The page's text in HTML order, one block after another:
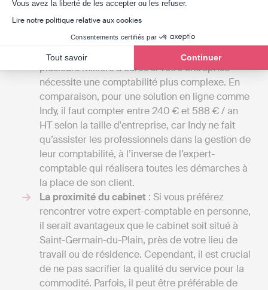
Vous avez la liberté de les accepter ou les refuser.
Lire notre politique relative aux cookies
Consentements certifiés par
Tout savoir Continuer
Comparer les tarifs: Les honoraires des
cabinets d'expertise comptable peuvent aller de
50 euros par mois pour une petite mission
confiée à un comptable indépendant, à
plusieurs milliers d'euros si votre entreprise
nécessite une comptabilité plus complexe. En
comparaison, pour une solution en ligne comme
Indy, il faut compter entre 240 € et 588 € / an
HT selon la taille d'entreprise, car Indy ne fait
qu’assister les professionnels dans la gestion de
leur comptabilité, à l’inverse de l’expert-
comptable qui réalisera toutes les démarches à
la place de son client.
La proximité du cabinet : Si vous préférez
rencontrer votre expert-comptable en personne,
il serait avantageux que le cabinet soit situé à
Saint-Germain-du-Plain, près de votre lieu de
travail ou de résidence. Cependant, il est crucial
de ne pas sacrifier la qualité du service pour la
commodité. Parfois, il peut être préférable de